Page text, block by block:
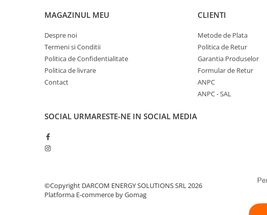
MAGAZINUL MEU
Despre noi
Termeni si Conditii
Politica de Confidentialitate
Politica de livrare
Contact
CLIENTI
Metode de Plata
Politica de Retur
Garantia Produselor
Formular de Retur
ANPC
ANPC - SAL
SOCIAL URMARESTE-NE IN SOCIAL MEDIA
©Copyright DARCOM ENERGY SOLUTIONS SRL 2026
Platforma E-commerce by Gomag